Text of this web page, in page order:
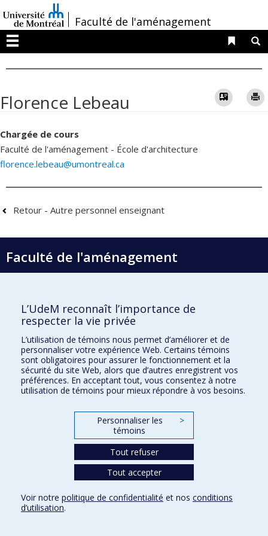
au
contenu
/Faculté de l'aménagement
Menu
Liens
Florence Lebeau Vcard
Chargée de cours
Faculté de l'aménagement - École d'architecture
florence.lebeau@umontreal.ca
Retour - Autre personnel enseignant
Faculté de l'aménagement
École d'architecture
École de design
École d'urbanisme et d'architecture de paysage
Plan du site
L’UdeM reconnaît l’importance de
respecter la vie privée
L’utilisation de témoins nous permet d’améliorer et de
personnaliser votre expérience Web. Certains témoins
sont obligatoires pour assurer le fonctionnement et la
sécurité du site Web, alors que d’autres enregistrent vos
préférences. En acceptant tout, vous consentez à notre
utilisation de témoins pour mieux répondre à vos besoins.
Personnaliser les
témoins
>
Tout refuser
Tout accepter
Voir notre politique de confidentialité et nos conditions
d’utilisation.